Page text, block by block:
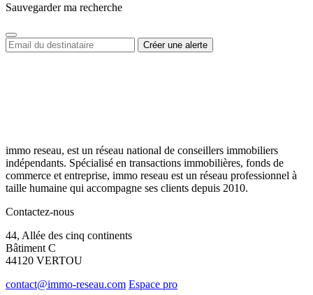
Sauvegarder ma recherche
immo reseau, est un réseau national de conseillers immobiliers
indépendants. Spécialisé en transactions immobilières, fonds de
commerce et entreprise, immo reseau est un réseau professionnel à
taille humaine qui accompagne ses clients depuis 2010.
Contactez-nous
44, Allée des cinq continents
Bâtiment C
44120 VERTOU
contact@immo-reseau.com Espace pro